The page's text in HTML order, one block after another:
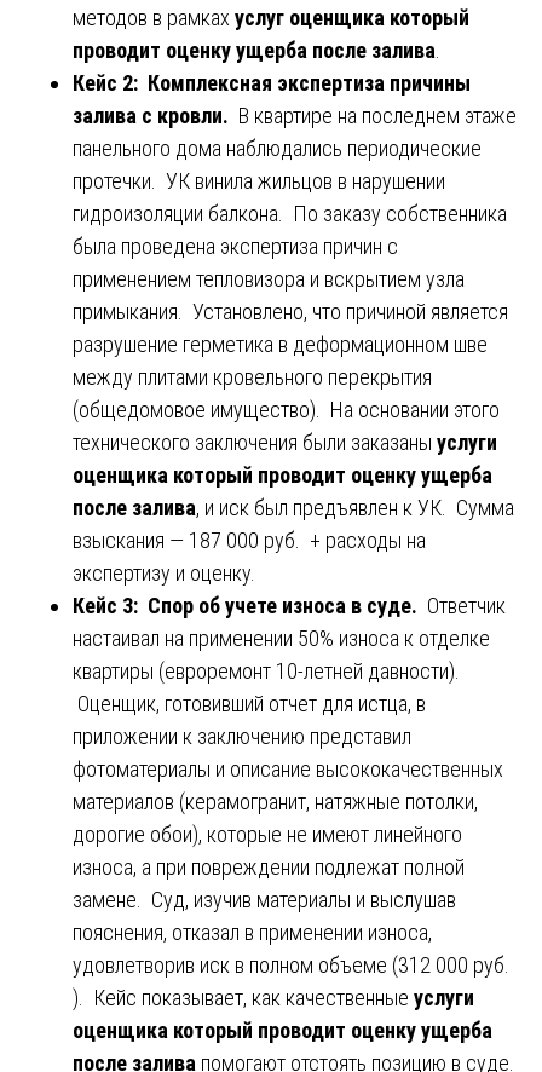
методов в рамках услуг оценщика который
проводит оценку ущерба после залива
Кейс 2: Комплексная экспертиза причины
залива с кровли. В квартире на последнем этаже
панельного дома наблюдались периодические
протечки. УК винила жильцов в нарушении
гидроизоляции балкона. По заказу собственника
была проведена экспертиза причин с
применением тепловизора и вскрытием узла
примыкания. Установлено, что причиной является
разрушение герметика в деформационном шве
между плитами кровельного перекрытия
(общедомовое имущество). На основании этого
технического заключения были заказаны услуги
оценщика который проводит оценку ущерба
после залива, и иск был предъявлен к УК. Сумма
взыскания — 187 000 руб. + расходы на
экспертизу и оценку.
Кейс 3: Спор об учете износа в суде. Ответчик
настаивал на применении 50% износа к отделке
квартиры (евроремонт 10-летней давности).
Оценщик, готовивший отчет для истца, в
приложении к заключению представил
фотоматериалы и описание высококачественных
материалов (керамогранит, натяжные потолки,
дорогие обои), которые не имеют линейного
износа, а при повреждении подлежат полной
замене. Суд, изучив материалы и выслушав
пояснения, отказал в применении износа,
удовлетворив иск в полном объеме (312 000 руб.
). Кейс показывает, как качественные услуги
оценщика который проводит оценку ущерба
после залива помогают отстоять позицию в суде.